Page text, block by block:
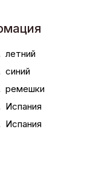
летний
синий
ремешки
Испания
Испания